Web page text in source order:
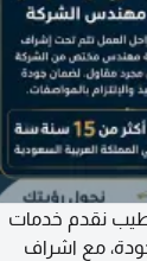
نقدم خدمات
مع اشراف